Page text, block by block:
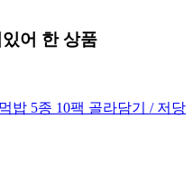
어 한 상품
밥 5종 10팩 골라담기 / 저당